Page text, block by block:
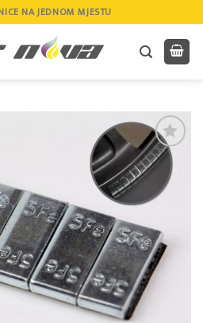
NA JEDNOM MJESTU
Add to
wishlist